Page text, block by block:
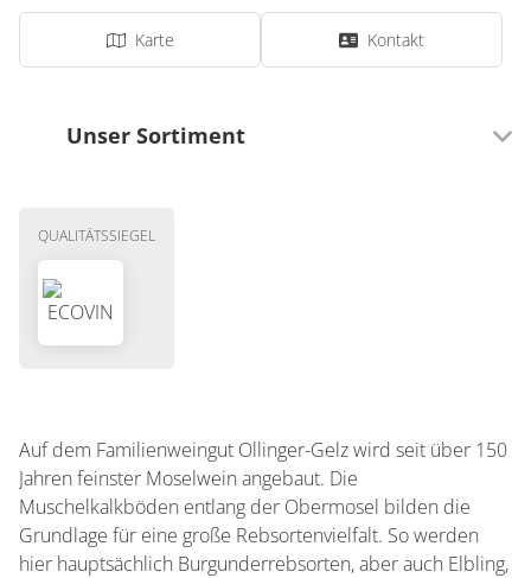
Karte Kontakt
Unser Sortiment
Wein
QUALITÄTSSIEGEL
Auf dem Familienweingut Ollinger-Gelz wird seit über 150
Jahren feinster Moselwein angebaut. Die
Muschelkalkböden entlang der Obermosel bilden die
Grundlage für eine große Rebsortenvielfalt. So werden
hier hauptsächlich Burgunderrebsorten, aber auch Elbling,